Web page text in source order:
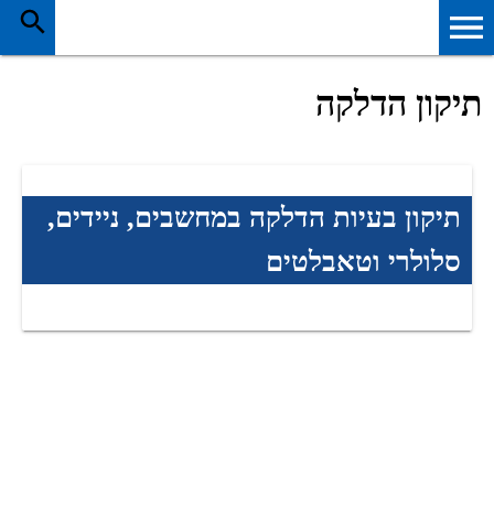
תיקון הדלקה
תיקון בעיות הדלקה במחשבים, ניידים,
סלולרי וטאבלטים